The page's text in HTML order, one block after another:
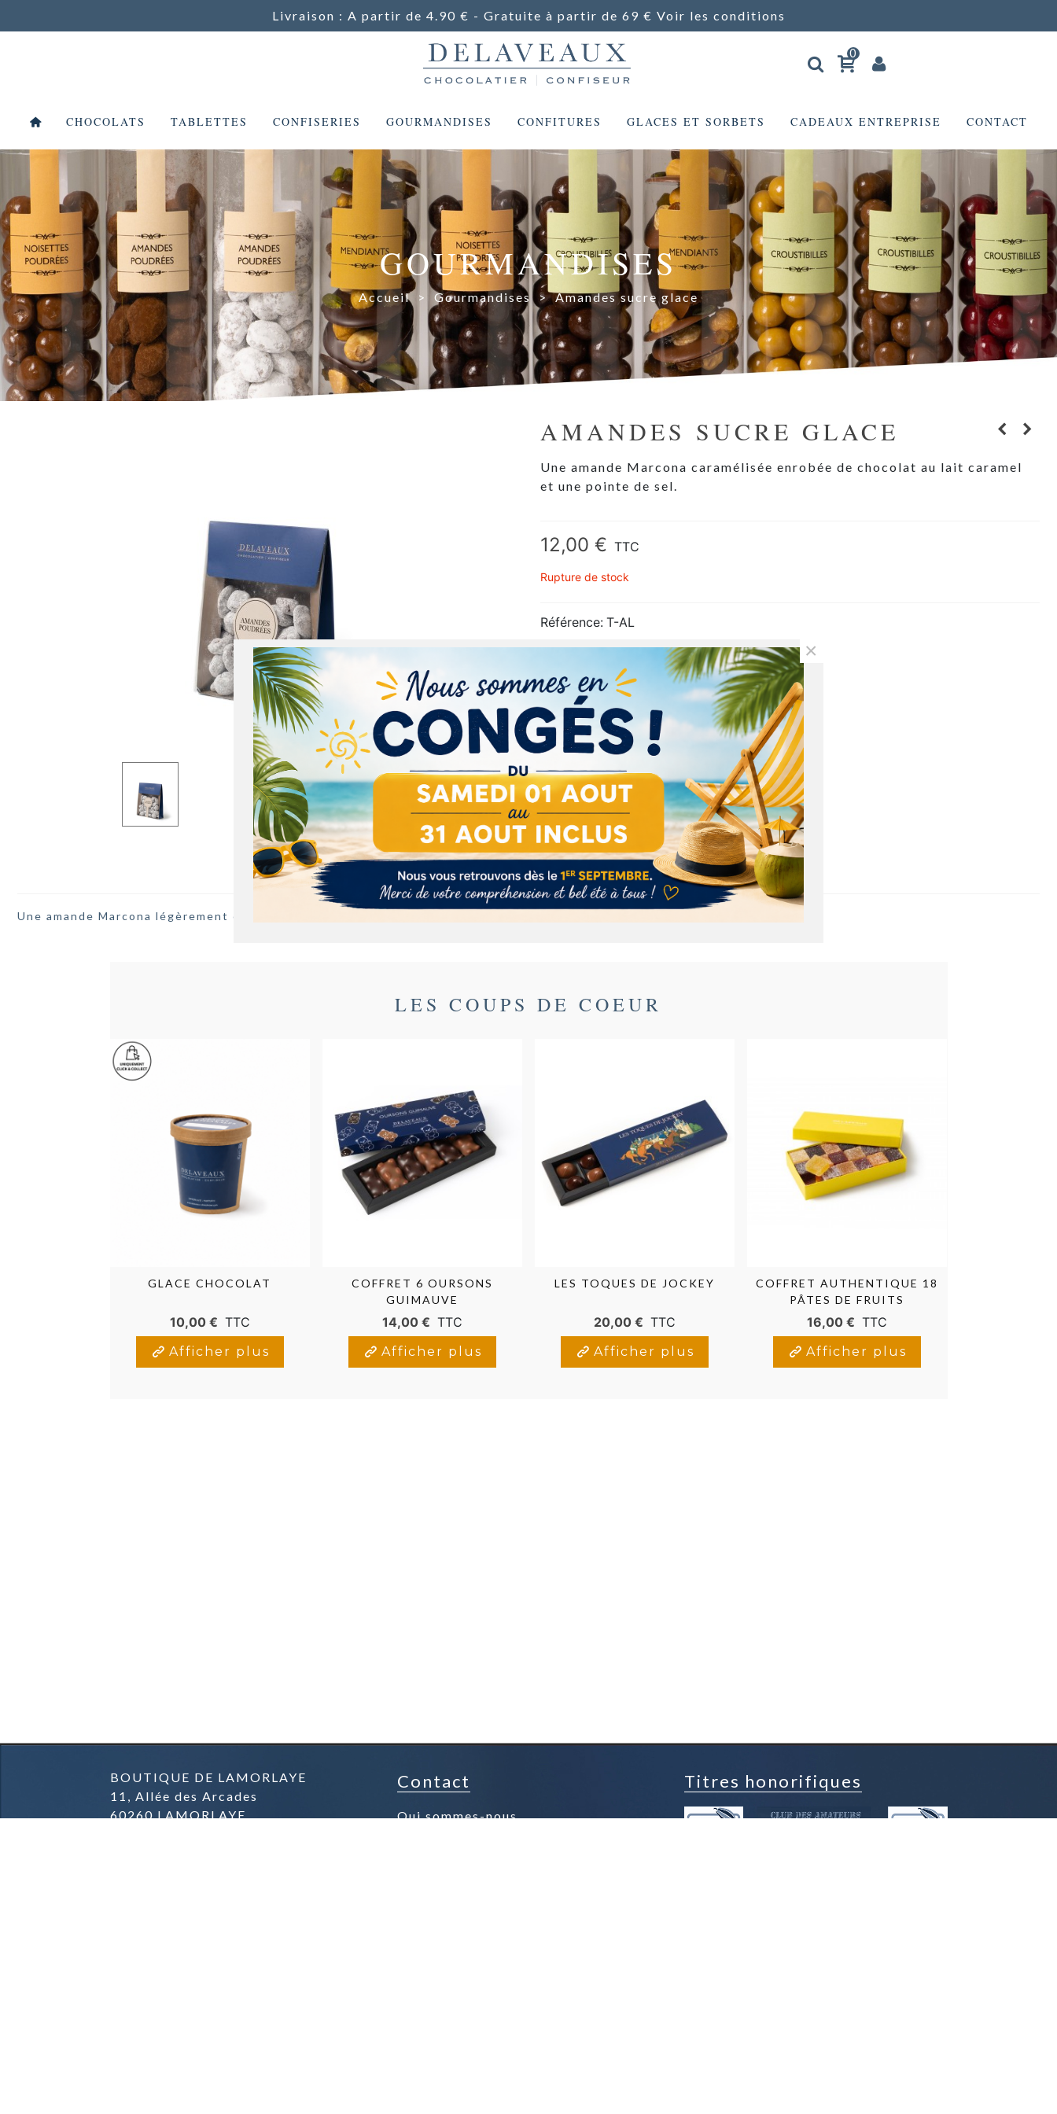
Livraison : A partir de 4.90 € - Gratuite à partir de 69 € Voir les conditions
0
CHOCOLATS TABLETTES CONFISERIES GOURMANDISES CONFITURES GLACES ET SORBETS CADEAUX ENTREPRISE CONTACT
GOURMANDISES
Accueil > Gourmandises > Amandes sucre glace
AMANDES SUCRE GLACE
Une amande Marcona caramélisée enrobée de chocolat au lait caramel
et une pointe de sel.
12,00 € TTC
Rupture de stock
Référence: T-AL
Description Détails du produit Ingrédients
Une amande Marcona légèrement caramélisée et torréfiée à coeur enrobé d'un
LES COUPS DE COEUR
GLACE CHOCOLAT
10,00 € TTC
Afficher plus
COFFRET 6 OURSONS
GUIMAUVE
14,00 € TTC
Afficher plus
LES TOQUES DE JOCKEY
20,00 € TTC
Afficher plus
COFFRET AUTHENTIQUE 18
PÂTES DE FRUITS
16,00 € TTC
Afficher plus
BOUTIQUE DE LAMORLAYE
11, Allée des Arcades
60260 LAMORLAYE
Contact
Qui sommes-nous
Titres honorifiques
×